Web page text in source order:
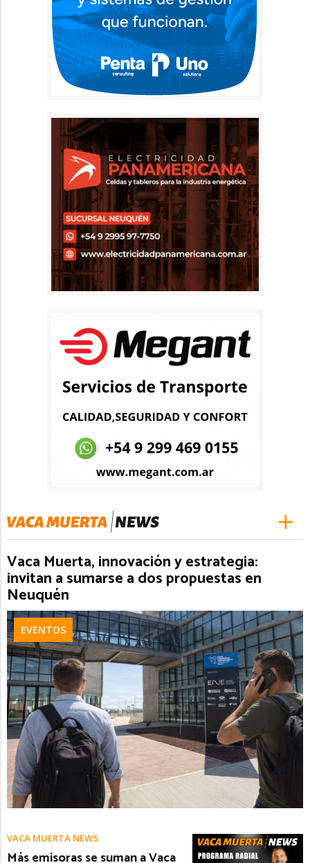
Vaca Muerta, innovación y estrategia:
invitan a sumarse a dos propuestas en
Neuquén
EVENTOS
VACA MUERTA NEWS
Más emisoras se suman a Vaca